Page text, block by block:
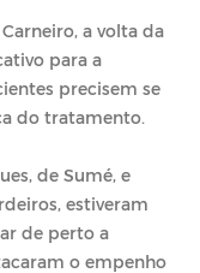
a volta da
para a
precisem se
do tratamento.
de Sumé, e
estiveram
de perto a
o empenho